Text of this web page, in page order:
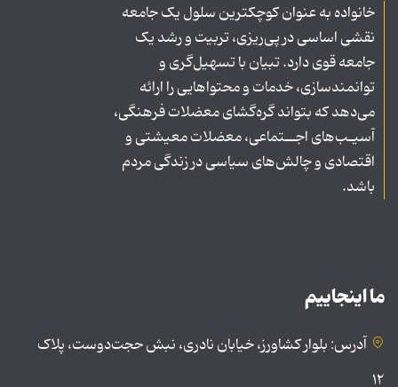
خانواده به عنوان کوچکترین سلول یک جامعه
نقشی اساسی در پی‌ریزی، تربیت و رشد یک
جامعه قوی دارد. تبیان با تسهیل‌گری و
توانمندسازی، خدمات و محتواهایی را ارائه
می‌دهد که بتواند گره‌گشای معضلات فرهنگی،
آسیـب‌های اجــتماعی، معضلات معیشتی و
اقتصادی و چالش‌های سیاسی در زندگی مردم
باشد.
ما اینجاییم
آدرس: بلوار کشاورز، خیابان نادری، نبش حجت‌دوست، پلاک
۱۲